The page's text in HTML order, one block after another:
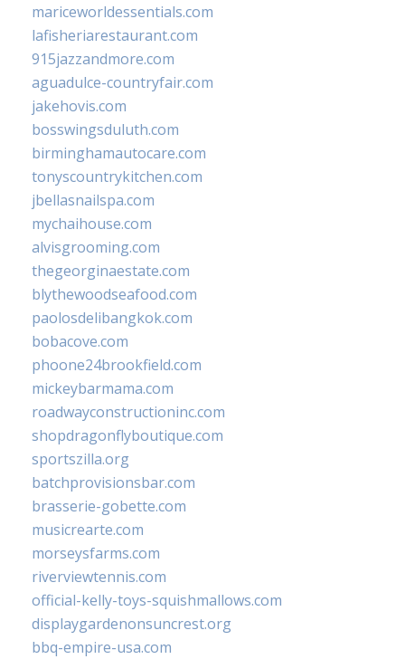
mariceworldessentials.com
lafisheriarestaurant.com
915jazzandmore.com
aguadulce-countryfair.com
jakehovis.com
bosswingsduluth.com
birminghamautocare.com
tonyscountrykitchen.com
jbellasnailspa.com
mychaihouse.com
alvisgrooming.com
thegeorginaestate.com
blythewoodseafood.com
paolosdelibangkok.com
bobacove.com
phoone24brookfield.com
mickeybarmama.com
roadwayconstructioninc.com
shopdragonflyboutique.com
sportszilla.org
batchprovisionsbar.com
brasserie-gobette.com
musicrearte.com
morseysfarms.com
riverviewtennis.com
official-kelly-toys-squishmallows.com
displaygardenonsuncrest.org
bbq-empire-usa.com